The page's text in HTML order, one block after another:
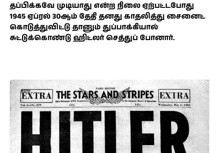
தப்பிக்கவே முடியாது என்ற நிலை ஏற்பட்டபோது
1945 ஏப்ரல் 30ஆம் தேதி தனது காதலித்து சைனைட்
கொடுத்துவிட்டு தானும் துப்பாக்கியால்
சுட்டுக்கொண்டு ஹிட்லர் செத்துப் போனார்.